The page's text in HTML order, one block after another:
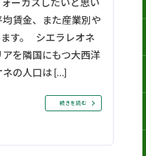
ーカスしたいと思い
賃金、また産業別や
す。 シエラレオネ
を隣国にもつ大西洋
ネの人口は […]
続きを読む